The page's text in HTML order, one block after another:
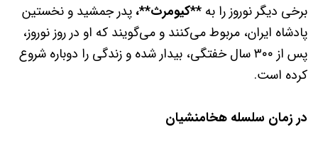
برخی دیگر نوروز را به **کیومرث**، پدر جمشید و نخستین
پادشاه ایران، مربوط می‌کنند و می‌گویند که او در روز نوروز،
پس از ۳۰۰ سال خفتگی، بیدار شده و زندگی را دوباره شروع
کرده است.
در زمان سلسله هخامنشیان